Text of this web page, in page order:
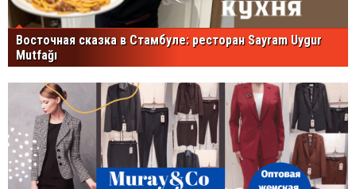
Восточная сказка в Стамбуле: ресторан Sayram Uygur
Mutfağı